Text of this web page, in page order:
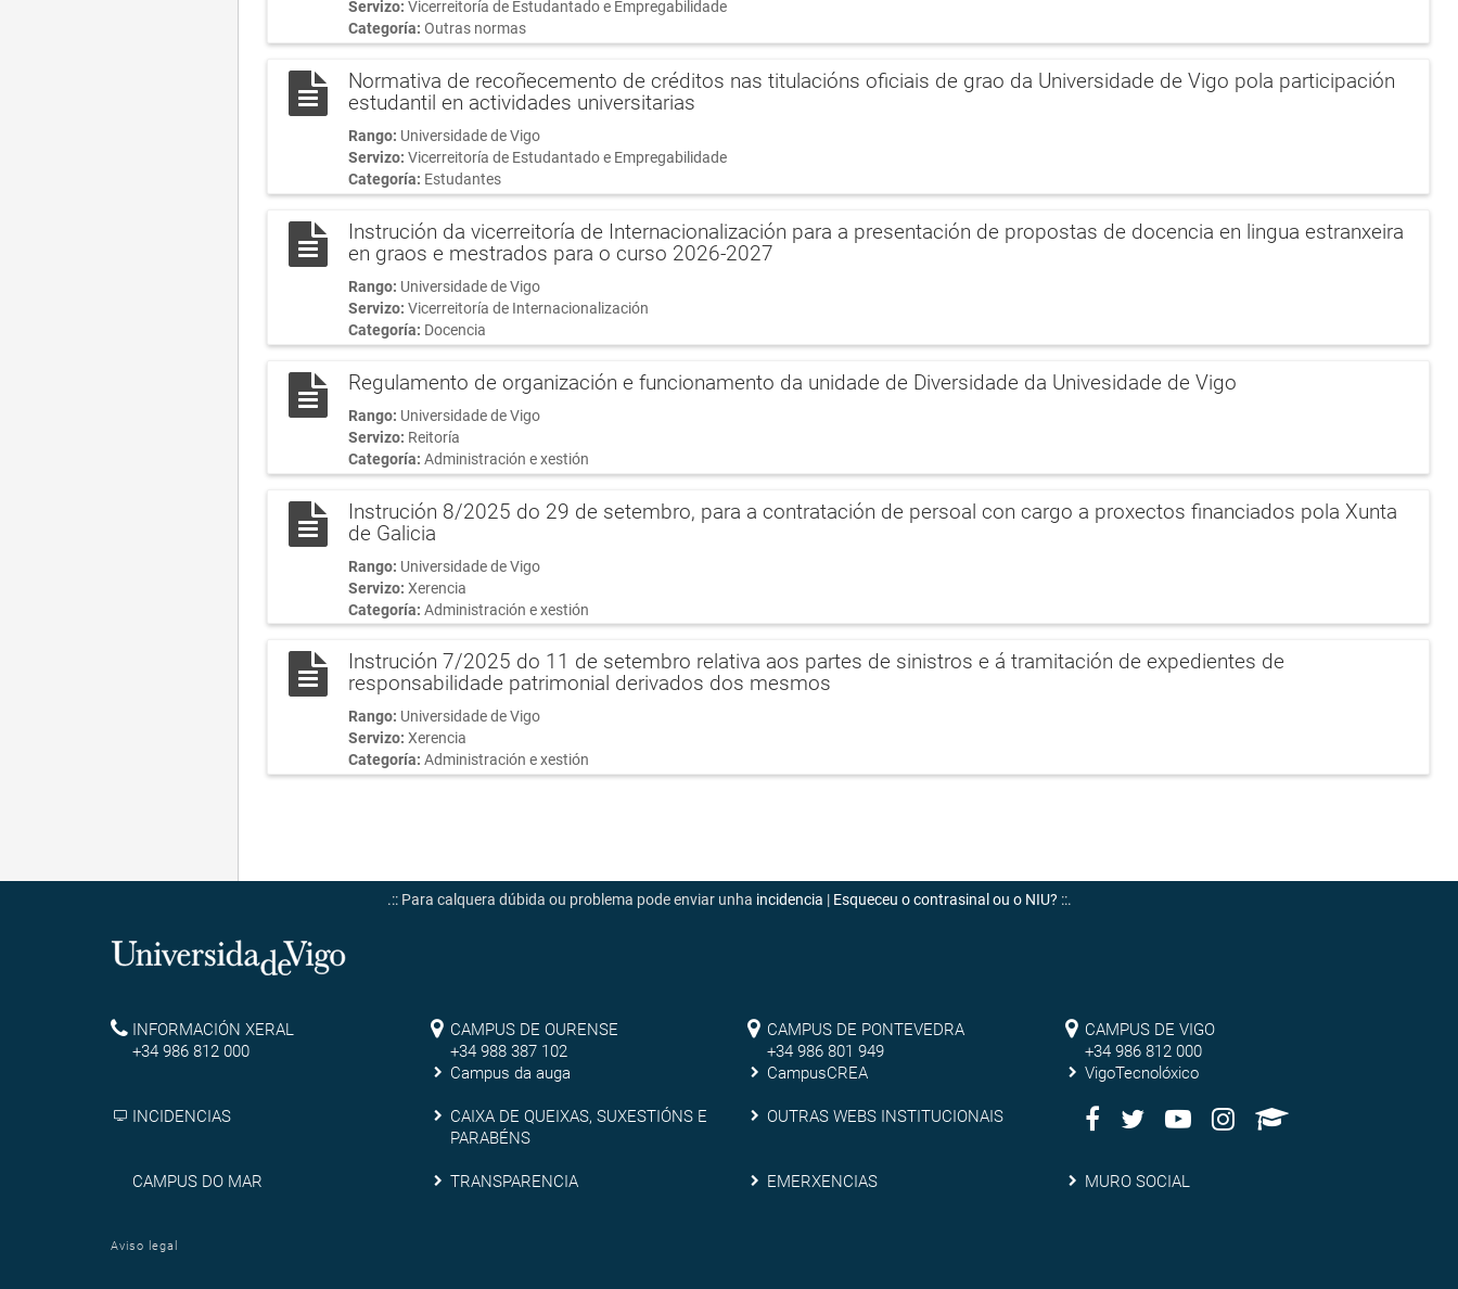
Servizo: Vicerreitoría de Estudantado e Empregabilidade
Categoría: Outras normas
Normativa de recoñecemento de créditos nas titulacións oficiais de grao da Universidade de Vigo pola participación
estudantil en actividades universitarias
Rango: Universidade de Vigo
Servizo: Vicerreitoría de Estudantado e Empregabilidade
Categoría: Estudantes
Instrución da vicerreitoría de Internacionalización para a presentación de propostas de docencia en lingua estranxeira
en graos e mestrados para o curso 2026-2027
Rango: Universidade de Vigo
Servizo: Vicerreitoría de Internacionalización
Categoría: Docencia
Regulamento de organización e funcionamento da unidade de Diversidade da Univesidade de Vigo
Rango: Universidade de Vigo
Servizo: Reitoría
Categoría: Administración e xestión
Instrución 8/2025 do 29 de setembro, para a contratación de persoal con cargo a proxectos financiados pola Xunta
de Galicia
Rango: Universidade de Vigo
Servizo: Xerencia
Categoría: Administración e xestión
Instrución 7/2025 do 11 de setembro relativa aos partes de sinistros e á tramitación de expedientes de
responsabilidade patrimonial derivados dos mesmos
Rango: Universidade de Vigo
Servizo: Xerencia
Categoría: Administración e xestión
.:: Para calquera dúbida ou problema pode enviar unha incidencia | Esqueceu o contrasinal ou o NIU? ::.
Universidade
Vigo
Reitoría
INFORMACIÓN XERAL
+34 986 812 000
Campus
de
Ourense
CAMPUS DE OURENSE
+34 988 387 102
Campus da auga
Campus
de
Pontevedra
CAMPUS DE PONTEVEDRA
+34 986 801 949
CampusCREA
Campus
de
Vigo
CAMPUS DE VIGO
+34 986 812 000
VigoTecnolóxico
INCIDENCIAS
Caixa
de
CAIXA DE QUEIXAS, SUXESTIÓNS E
PARABÉNS
Outras
webs
OUTRAS WEBS INSTITUCIONAIS
Redes
Sociais
Facebook
TwitterYoutubeInstagram
AppleU
Campus
do
CAMPUS DO MAR Transparencia
TRANSPARENCIA Emerxencias
EMERXENCIAS
Muro
MURO SOCIAL
Aviso legal